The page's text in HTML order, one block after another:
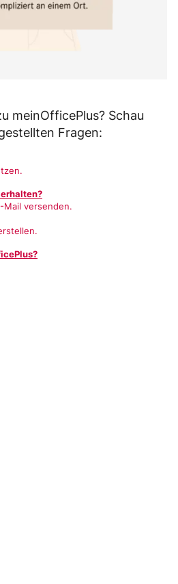
meinOfficePlus? Schau
Fragen:
Mail versenden.